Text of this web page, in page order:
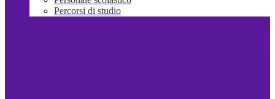
Percorsi di studio